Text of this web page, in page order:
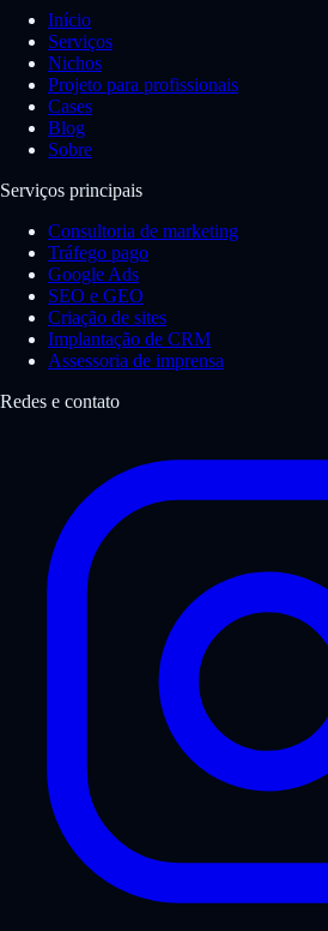
Início
Serviços
Nichos
Projeto para profissionais
Cases
Blog
Sobre
Serviços principais
Consultoria de marketing
Tráfego pago
Google Ads
SEO e GEO
Criação de sites
Implantação de CRM
Assessoria de imprensa
Redes e contato